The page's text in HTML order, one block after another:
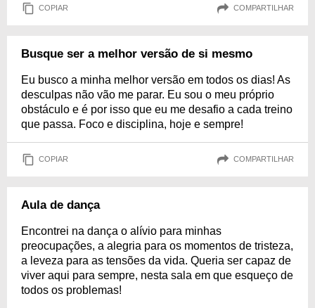
COPIAR COMPARTILHAR
Busque ser a melhor versão de si mesmo
Eu busco a minha melhor versão em todos os dias! As
desculpas não vão me parar. Eu sou o meu próprio
obstáculo e é por isso que eu me desafio a cada treino
que passa. Foco e disciplina, hoje e sempre!
COPIAR COMPARTILHAR
Aula de dança
Encontrei na dança o alívio para minhas
preocupações, a alegria para os momentos de tristeza,
a leveza para as tensões da vida. Queria ser capaz de
viver aqui para sempre, nesta sala em que esqueço de
todos os problemas!